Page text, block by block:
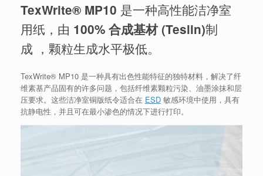
TexWrite® MP10 是一种高性能洁净室
用纸，由 100% 合成基材 (Teslin)制
成 ，颗粒生成水平极低。
TexWrite® MP10 是一种具有出色性能特征的独特材料，解决了纤
维素基产品固有的许多问题，包括纤维素颗粒污染、油墨涂抹和层
压要求。这些洁净室铜版纸令适合在 ESD 敏感环境中使用，具有
抗静电性，并且可在最小渗色的情况下进行打印。